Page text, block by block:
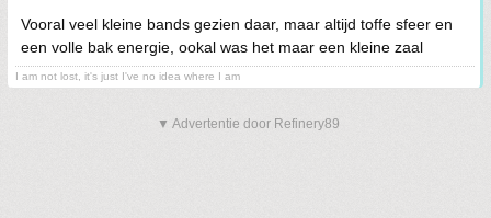
Vooral veel kleine bands gezien daar, maar altijd toffe sfeer en
een volle bak energie, ookal was het maar een kleine zaal
I am not lost, it's just I've no idea where I am
▼ Advertentie door Refinery89